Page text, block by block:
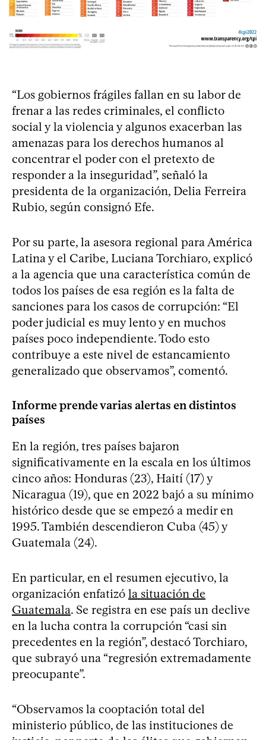
“Los gobiernos frágiles fallan en su labor de
frenar a las redes criminales, el conflicto
social y la violencia y algunos exacerban las
amenazas para los derechos humanos al
concentrar el poder con el pretexto de
responder a la inseguridad”, señaló la
presidenta de la organización, Delia Ferreira
Rubio, según consignó Efe.
Por su parte, la asesora regional para América
Latina y el Caribe, Luciana Torchiaro, explicó
a la agencia que una característica común de
todos los países de esa región es la falta de
sanciones para los casos de corrupción: “El
poder judicial es muy lento y en muchos
países poco independiente. Todo esto
contribuye a este nivel de estancamiento
generalizado que observamos”, comentó.
Informe prende varias alertas en distintos
países
En la región, tres países bajaron
significativamente en la escala en los últimos
cinco años: Honduras (23), Haití (17) y
Nicaragua (19), que en 2022 bajó a su mínimo
histórico desde que se empezó a medir en
1995. También descendieron Cuba (45) y
Guatemala (24).
En particular, en el resumen ejecutivo, la
organización enfatizó la situación de
Guatemala. Se registra en ese país un declive
en la lucha contra la corrupción “casi sin
precedentes en la región”, destacó Torchiaro,
que subrayó una “regresión extremadamente
preocupante”.
“Observamos la cooptación total del
ministerio público, de las instituciones de